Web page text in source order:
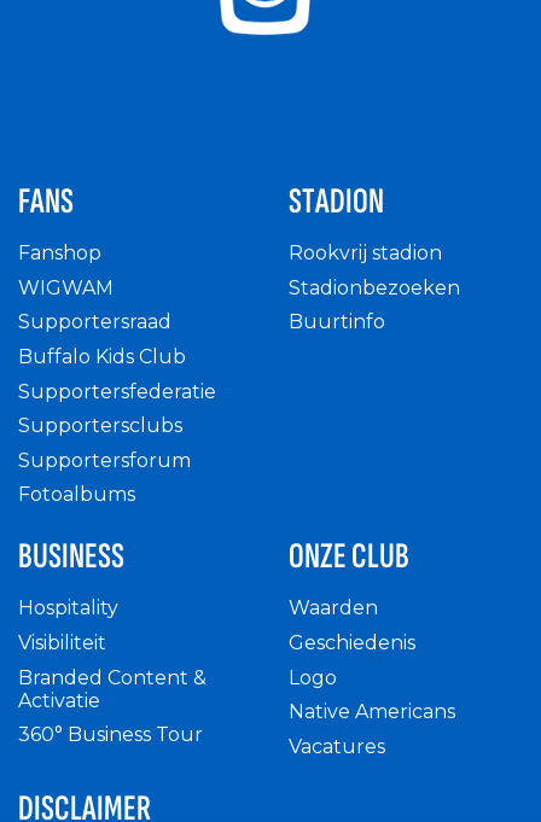
FANS
Fanshop
WIGWAM
Supportersraad
Buffalo Kids Club
Supportersfederatie
Supportersclubs
Supportersforum
Fotoalbums
STADION
Rookvrij stadion
Stadionbezoeken
Buurtinfo
BUSINESS
Hospitality
Visibiliteit
Branded Content &
Activatie
360° Business Tour
ONZE CLUB
Waarden
Geschiedenis
Logo
Native Americans
Vacatures
DISCLAIMER